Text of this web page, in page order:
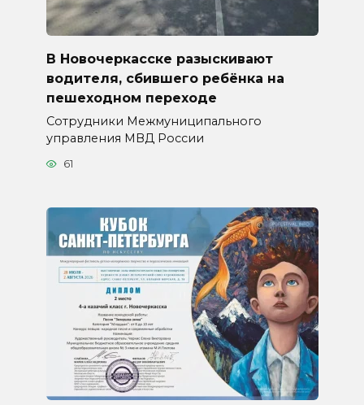
В Новочеркасске разыскивают
водителя, сбившего ребёнка на
пешеходном переходе
Сотрудники Межмуниципального
управления МВД России
61